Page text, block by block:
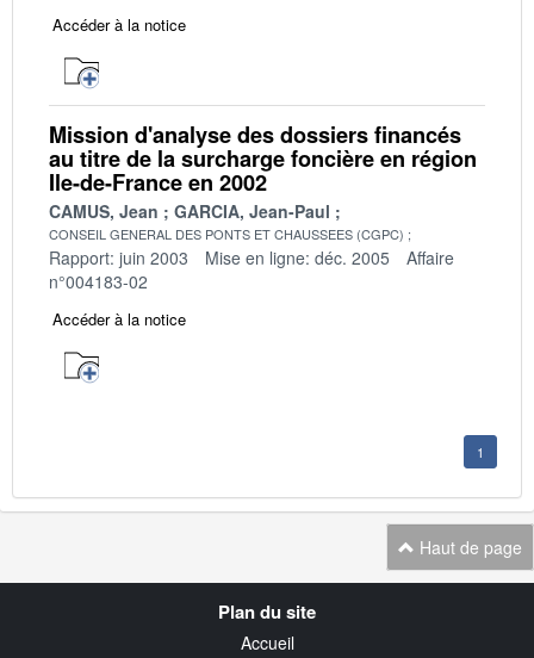
Accéder à la notice
Mission d'analyse des dossiers financés
au titre de la surcharge foncière en région
Ile-de-France en 2002
CAMUS, Jean GARCIA, Jean-Paul
CONSEIL GENERAL DES PONTS ET CHAUSSEES (CGPC)
Rapport: juin 2003 Mise en ligne: déc. 2005
Affaire
n°004183-02
Accéder à la notice
1
Haut de page
Plan du site
Accueil